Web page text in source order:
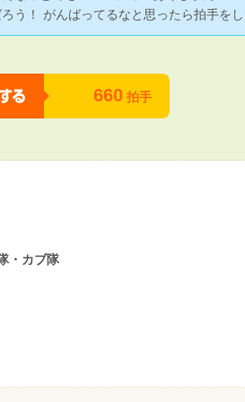
う！ がんばってるなと思ったら拍手を
660 拍手
・カブ隊